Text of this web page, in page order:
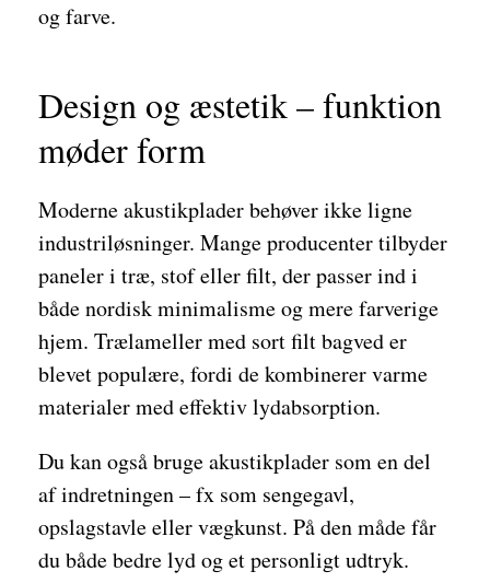
og farve.
Design og æstetik – funktion
møder form
Moderne akustikplader behøver ikke ligne
industriløsninger. Mange producenter tilbyder
paneler i træ, stof eller filt, der passer ind i
både nordisk minimalisme og mere farverige
hjem. Trælameller med sort filt bagved er
blevet populære, fordi de kombinerer varme
materialer med effektiv lydabsorption.
Du kan også bruge akustikplader som en del
af indretningen – fx som sengegavl,
opslagstavle eller vægkunst. På den måde får
du både bedre lyd og et personligt udtryk.